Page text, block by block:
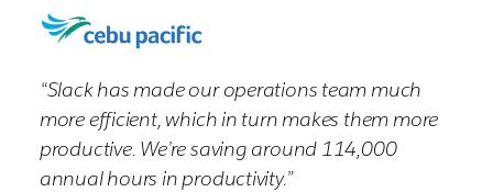
“Slack has made our operations team much
more efficient, which in turn makes them more
productive. We’re saving around 114,000
annual hours in productivity.”